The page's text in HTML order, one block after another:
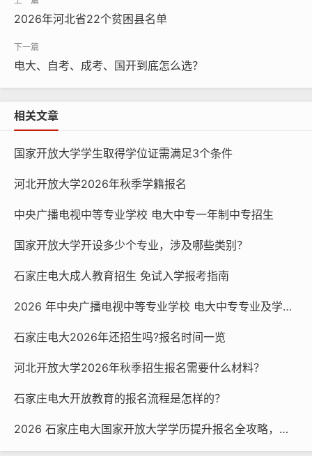
石家庄电大网址：http://www.sjzdd.net
本文链接：
电大中专 电大中专报名
电大中专报名官网
2026年河北省22个贫困县名单
电大、自考、成考、国开到底怎么选？
相关文章
国家开放大学学生取得学位证需满足3个条件
河北开放大学2026年秋季学籍报名
中央广播电视中等专业学校 电大中专一年制中专招生
国家开放大学开设多少个专业，涉及哪些类别？
石家庄电大成人教育招生 免试入学报考指南
2026 年中央广播电视中等专业学校 电大中专专业及学费一览
石家庄电大2026年还招生吗?报名时间一览
河北开放大学2026年秋季招生报名需要什么材料？
石家庄电大开放教育的报名流程是怎样的？
2026 石家庄电大国家开放大学学历提升报名全攻略，官方渠道速看